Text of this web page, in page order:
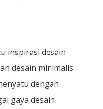
inspirasi desain
desain minimalis
dengan
gaya desain